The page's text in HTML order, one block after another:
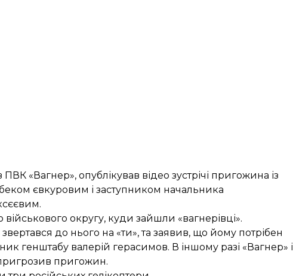
ПВК «Вагнер», опублікував відео зустрічі пригожина із
євкуровим і заступником начальника
військового округу, куди зайшли «вагнерівці».
до нього на «ти», та заявив, що йому потрібен
генштабу валерій герасимов. В іншому разі «Вагнер» і
пригожин.